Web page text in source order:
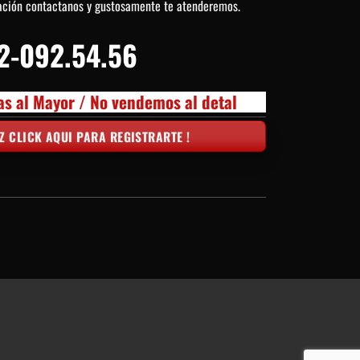
contactanos y gustosamente te atenderemos.
092.54.56
al Mayor / No vendemos al detal
CLICK AQUI PARA REGISTRARTE !